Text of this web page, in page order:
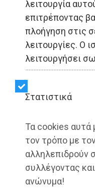
λειτουργία
επιτρέποντας
πλοήγηση στις
λειτουργίες. Ο
λειτουργήσει
Στατιστικά
Τα cookies αυτά
τον τρόπο με
αλληλεπιδρούν
συλλέγοντας
ανώνυμα!
ΑΥΤΟΔΙΟΙΚΗΣΗ -
Δήμος
Μανωλά -